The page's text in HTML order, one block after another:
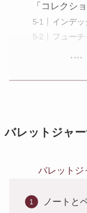
「コレクショ
インデッ
フュー
バレットジャ
バレットジ
ノートと